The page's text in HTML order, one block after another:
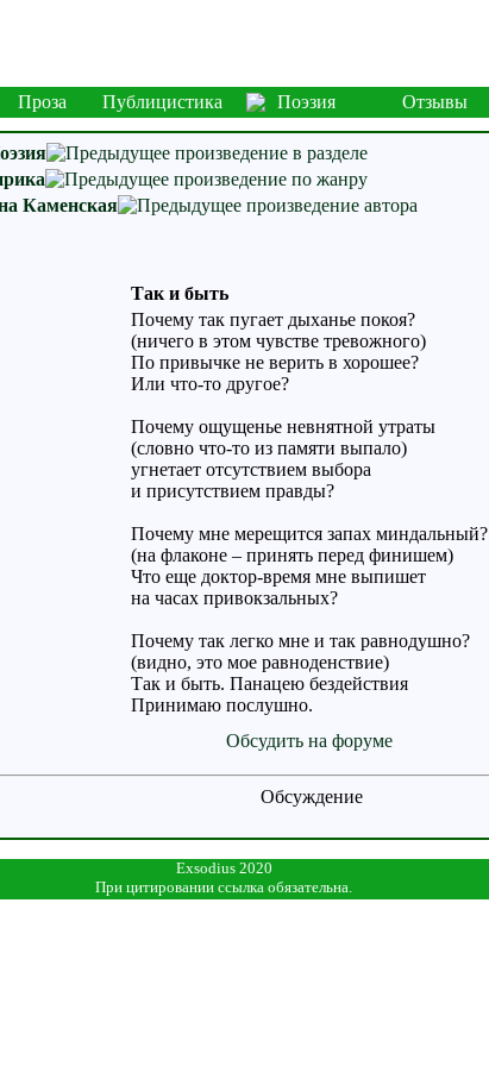
Проза Публицистика Поэзия Отзывы
Каменская
Так и быть
Почему так пугает дыханье покоя?
(ничего в этом чувстве тревожного)
По привычке не верить в хорошее?
Или что-то другое?
Почему ощущенье невнятной утраты
(словно что-то из памяти выпало)
угнетает отсутствием выбора
и присутствием правды?
Почему мне мерещится запах миндальный?
(на флаконе – принять перед финишем)
Что еще доктор-время мне выпишет
на часах привокзальных?
Почему так легко мне и так равнодушно?
(видно, это мое равноденствие)
Так и быть. Панацею бездействия
Принимаю послушно.
Обсудить на форуме
Обсуждение
Exsodius 2020
При цитировании ссылка обязательна.